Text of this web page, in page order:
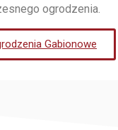
ogrodzenia.
Gabionowe